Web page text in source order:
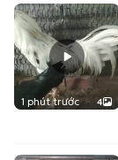
1 phút trước 4